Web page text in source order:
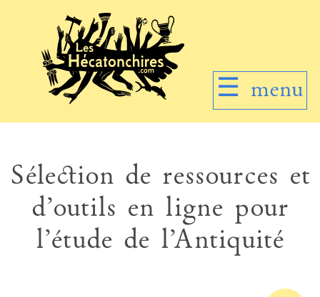
☰ menu
Sélection de ressources et
d’outils en ligne pour
l’étude de l’Antiquité